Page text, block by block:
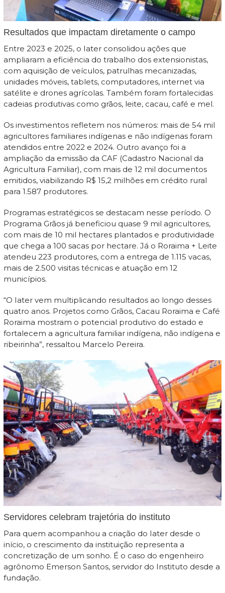
Resultados que impactam diretamente o campo
Entre 2023 e 2025, o Iater consolidou ações que
ampliaram a eficiência do trabalho dos extensionistas,
com aquisição de veículos, patrulhas mecanizadas,
unidades móveis, tablets, computadores, internet via
satélite e drones agrícolas. Também foram fortalecidas
cadeias produtivas como grãos, leite, cacau, café e mel.
Os investimentos refletem nos números: mais de 54 mil
agricultores familiares indígenas e não indígenas foram
atendidos entre 2022 e 2024. Outro avanço foi a
ampliação da emissão da CAF (Cadastro Nacional da
Agricultura Familiar), com mais de 12 mil documentos
emitidos, viabilizando R$ 15,2 milhões em crédito rural
para 1.587 produtores.
Programas estratégicos se destacam nesse período. O
Programa Grãos já beneficiou quase 9 mil agricultores,
com mais de 10 mil hectares plantados e produtividade
que chega a 100 sacas por hectare. Já o Roraima + Leite
atendeu 223 produtores, com a entrega de 1.115 vacas,
mais de 2.500 visitas técnicas e atuação em 12
municípios.
“O Iater vem multiplicando resultados ao longo desses
quatro anos. Projetos como Grãos, Cacau Roraima e Café
Roraima mostram o potencial produtivo do estado e
fortalecem a agricultura familiar indígena, não indígena e
ribeirinha”, ressaltou Marcelo Pereira.
Servidores celebram trajetória do instituto
Para quem acompanhou a criação do Iater desde o
início, o crescimento da instituição representa a
concretização de um sonho. É o caso do engenheiro
agrônomo Emerson Santos, servidor do Instituto desde a
fundação.